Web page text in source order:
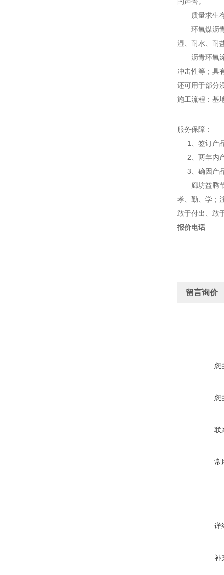
质量求生存
环氧煤沥青
湿、耐水、耐
沥青环氧涂
冲击性等；具
还可用于部分
施工流程：
服务保障：
1、签订产
2、两年内产
3、确因产品
廊坊益腾节
孝、勤、学；
敢于付出、敢
报价电话
留言询价
您
您
联
常
详
补